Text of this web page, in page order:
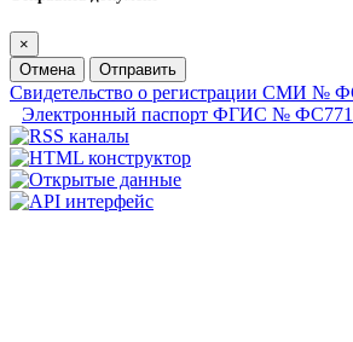
×
Отмена
Отправить
Свидетельство о регистрации СМИ №
Электронный паспорт ФГИС №